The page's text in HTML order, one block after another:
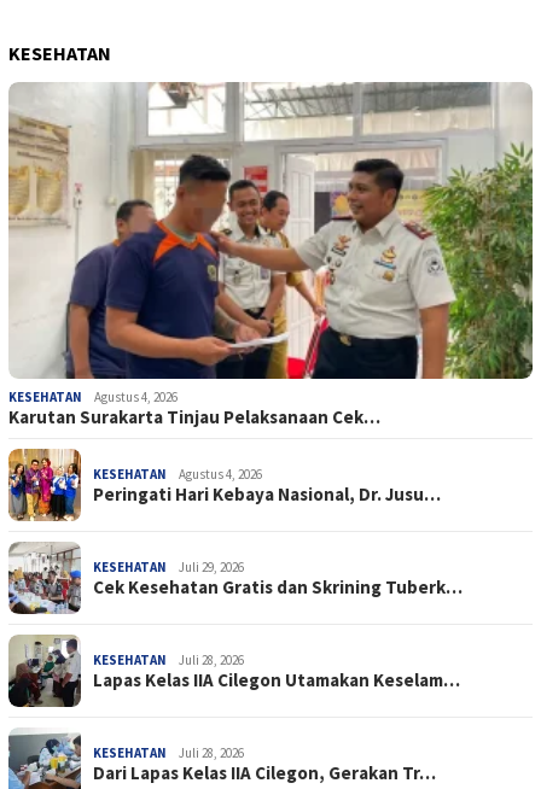
KESEHATAN
KESEHATAN Agustus 4, 2026
Karutan Surakarta Tinjau Pelaksanaan Cek…
KESEHATAN Agustus 4, 2026
Peringati Hari Kebaya Nasional, Dr. Jusu…
KESEHATAN Juli 29, 2026
Cek Kesehatan Gratis dan Skrining Tuberk…
KESEHATAN Juli 28, 2026
Lapas Kelas IIA Cilegon Utamakan Keselam…
KESEHATAN Juli 28, 2026
Dari Lapas Kelas IIA Cilegon, Gerakan Tr…